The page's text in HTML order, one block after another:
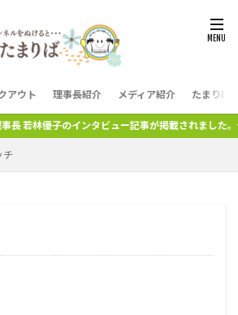
アウト 理事長紹介 メディア紹介 たまりば
林優子のインタビュー記事が掲載されました。ぜ
チ